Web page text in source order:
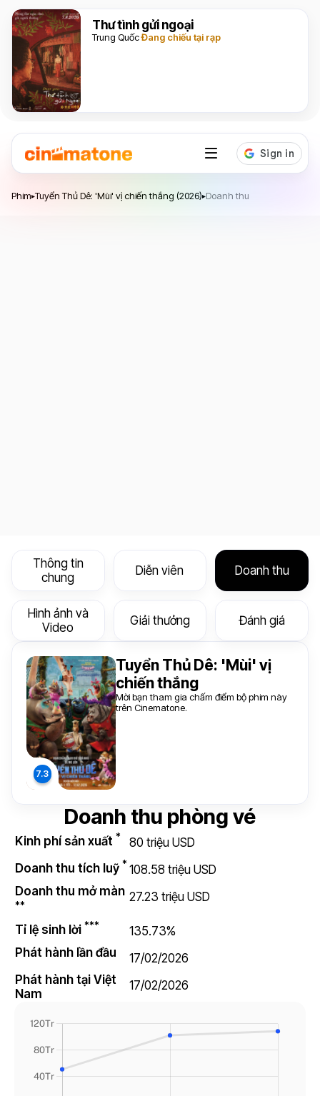
Thư tình gửi ngoại
Trung QuốcĐang chiếu tại rạp
Phim▸Tuyển Thủ Dê: 'Mùi' vị chiến thắng (2026)▸Doanh thu
Thông tin
chung
Diễn viên Doanh thu
Hình ảnh và
Video
Giải thưởng Đánh giá
Doanh thu phòng vé
Kinh phí sản xuất *
80 triệu USD
Doanh thu tích luỹ * 108.58 triệu USD
Doanh thu mở màn
**
27.23 triệu USD
Tỉ lệ sinh lời ***
135.73%
Phát hành lần đầu
17/02/2026
Phát hành tại Việt
Nam
17/02/2026
Tuyển Thủ Dê: 'Mùi' vị
chiến thắng
Mời bạn tham gia chấm điểm bộ phim này
trên Cinematone.